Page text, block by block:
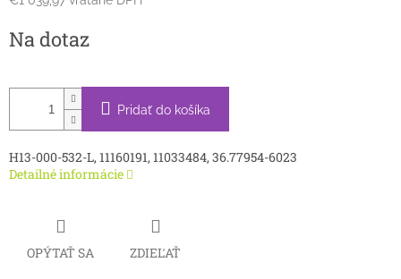
cena:
Na dotaz
Pridať do košíka
H13-000-532-L, 11160191, 11033484, 36.77954-6023
Detailné informácie
OPÝTAŤ SA ZDIEĽAŤ